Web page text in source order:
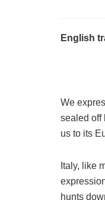
English
We
sealed off
us to its
Italy, like
hunts